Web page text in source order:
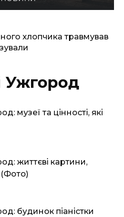
хлопчика травмував
Ужгород
музеї та цінності, які
життєві картини,
(Фото)
будинок піаністки